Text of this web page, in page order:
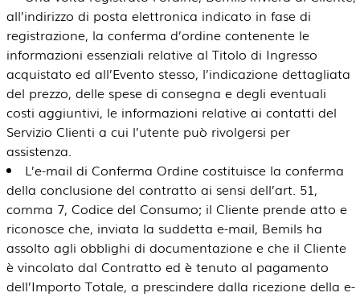
all’indirizzo di posta elettronica indicato in fase di
registrazione, la conferma d’ordine contenente le
informazioni essenziali relative al Titolo di Ingresso
acquistato ed all’Evento stesso, l’indicazione dettagliata
del prezzo, delle spese di consegna e degli eventuali
costi aggiuntivi, le informazioni relative ai contatti del
Servizio Clienti a cui l’utente può rivolgersi per
assistenza.
L’e-mail di Conferma Ordine costituisce la conferma
della conclusione del contratto ai sensi dell’art. 51,
comma 7, Codice del Consumo; il Cliente prende atto e
riconosce che, inviata la suddetta e-mail, Bemils ha
assolto agli obblighi di documentazione e che il Cliente
è vincolato dal Contratto ed è tenuto al pagamento
dell’Importo Totale, a prescindere dalla ricezione della e-